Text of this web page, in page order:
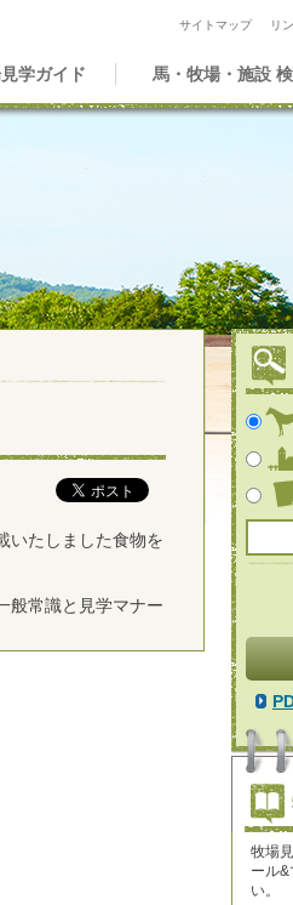
学ガイド 馬・牧場・施設
サイトマップ リ
いたしました食物を
般常識と見学マナー
牧場
ール
い。